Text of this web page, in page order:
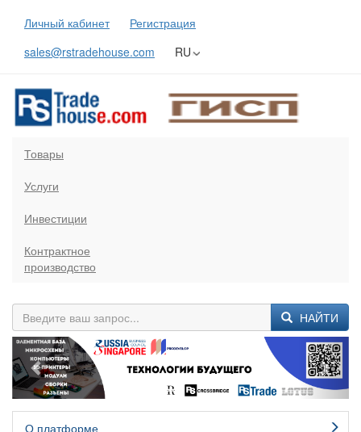
Личный кабинет
Регистрация
sales@rstradehouse.com
RU
Товары
Услуги
Инвестиции
Контрактное
производство
НАЙТИ
Previous Next
О платформе